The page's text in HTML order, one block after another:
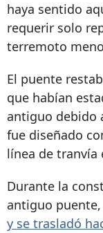
haya sentido
requerir solo
terremoto
El puente
que habían
antiguo debido
fue diseñado
línea de tranvía
Durante la
antiguo
y se trasladó